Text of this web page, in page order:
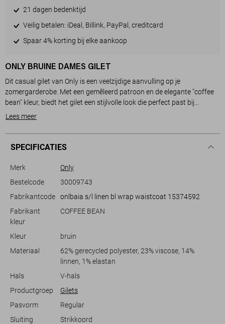
21 dagen bedenktijd
Veilig betalen: iDeal, Billink, PayPal, creditcard
Spaar 4% korting bij elke aankoop
ONLY BRUINE DAMES GILET
Dit casual gilet van Only is een veelzijdige aanvulling op je
zomergarderobe. Met een gemêleerd patroon en de elegante "coffee
bean" kleur, biedt het gilet een stijlvolle look die perfect past bij
verschillende outfits. De regular fit en normale lengte zorgen voor een
mouwloze snit en het fijne strikkoord rond de taille, geef je de outfit
een speelse en vrouwelijke touch, ideaal voor zonnige dagen.
genoeg is om te dragen naar informele bijeenkomsten of een dagje uit
geniet van een look die zowel comfortabel als modieus is. Of je nu een
terras bezoekt met vrienden of een casual wandeling maakt door het
park, dit gilet is een stijlvolle keuze die je makkelijk kunt matchen.
Lees meer
SPECIFICATIES
Merk
Only
Bestelcode
30009743
Fabrikantcode
onlbaia s/l linen bl wrap waistcoat 15374592
Fabrikant
kleur
COFFEE BEAN
Kleur
bruin
Materiaal
62% gerecycled polyester, 23% viscose, 14%
linnen, 1% elastan
Hals
V-hals
Productgroep
Gilets
Pasvorm
Regular
Sluiting
Strikkoord